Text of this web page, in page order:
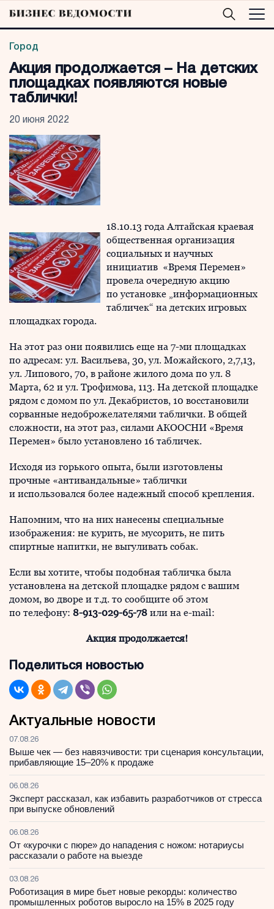
Город
Акция продолжается – На детских
площадках появляются новые
таблички!
20 июня 2022
18.10.13 года Алтайская краевая
общественная организация
социальных и научных
инициатив «Время Перемен»
провела очередную акцию
по установке „информационных
табличек“ на детских игровых
площадках города.
На этот раз они появились еще на 7-ми площадках
по адресам: ул. Васильева, 30, ул. Можайского, 2,7,13,
ул. Липового, 70, в районе жилого дома по ул. 8
Марта, 62 и ул. Трофимова, 113. На детской площадке
рядом с домом по ул. Декабристов, 10 восстановили
сорванные недоброжелателями таблички. В общей
сложности, на этот раз, силами АКООСНИ «Время
Перемен» было установлено 16 табличек.
Исходя из горького опыта, были изготовлены
прочные «антивандальные» таблички
и использовался более надежный способ крепления.
Напомним, что на них нанесены специальные
изображения: не курить, не мусорить, не пить
спиртные напитки, не выгуливать собак.
Если вы хотите, чтобы подобная табличка была
установлена на детской площадке рядом с вашим
домом, во дворе и т.д. то сообщите об этом
по телефону: 8-913-029-65-78 или на e-mail:
Акция продолжается!
Поделиться новостью
Актуальные новости
07.08.26
Выше чек — без навязчивости: три сценария консультации,
прибавляющие 15–20% к продаже
06.08.26
Эксперт рассказал, как избавить разработчиков от стресса
при выпуске обновлений
06.08.26
От «курочки с пюре» до нападения с ножом: нотариусы
рассказали о работе на выезде
03.08.26
Роботизация в мире бьет новые рекорды: количество
промышленных роботов выросло на 15% в 2025 году